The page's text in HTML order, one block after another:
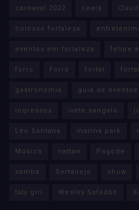
carnaval 2022 ceará
colosso fortaleza
eventos em fortaleza felipe
forro Forró fortal
gastronomia guia de eventos
ingressos ivete sangalo
Léo Santana marina park
Música nattan Pagode
samba Sertanejo show
taty girl Wesley Safadão